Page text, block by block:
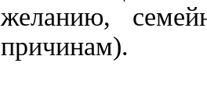
желанию,
причинам).